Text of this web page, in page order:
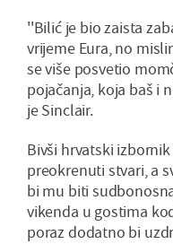
''Bilić je bio zaista
vrijeme Eura, no
se više posvetio
pojačanja, koja baš i
je Sinclair.
Bivši hrvatski
preokrenuti stvari, a
bi mu biti
vikenda u gostima
poraz dodatno bi